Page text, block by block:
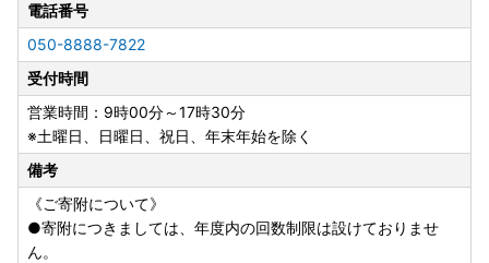
発送停止に伴い、ポータルサイトに掲載の期日よりも、お届
けまでに時間を要する場合がございます。
ご迷惑をおかけいたしますが、何卒ご理解のほどお願い申し
上げます。
ーーーーーーーーーーーーーーーーーーーーーーーーーーー
ーーーーーーーーーーーーー
【ふるさと納税の対象となる地方団体の指定について】
山鹿市は令和7年9月26日付総務大臣通知「ふるさと納税の
電話番号
050-8888-7822
受付時間
営業時間：9時00分～17時30分
※土曜日、日曜日、祝日、年末年始を除く
備考
《ご寄附について》
●寄附につきましては、年度内の回数制限は設けておりませ
ん。